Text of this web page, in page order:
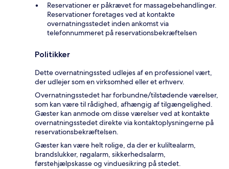
Reservationer er påkrævet for massagebehandlinger.
Reservationer foretages ved at kontakte
overnatningsstedet inden ankomst via
telefonnummeret på reservationsbekræftelsen
Politikker
Dette overnatningssted udlejes af en professionel vært,
der udlejer som en virksomhed eller et erhverv.
Overnatningsstedet har forbundne/tilstødende værelser,
som kan være til rådighed, afhængig af tilgængelighed.
Gæster kan anmode om disse værelser ved at kontakte
overnatningsstedet direkte via kontaktoplysningerne på
reservationsbekræftelsen.
Gæster kan være helt rolige, da der er kuliltealarm,
brandslukker, røgalarm, sikkerhedsalarm,
førstehjælpskasse og vinduesikring på stedet.